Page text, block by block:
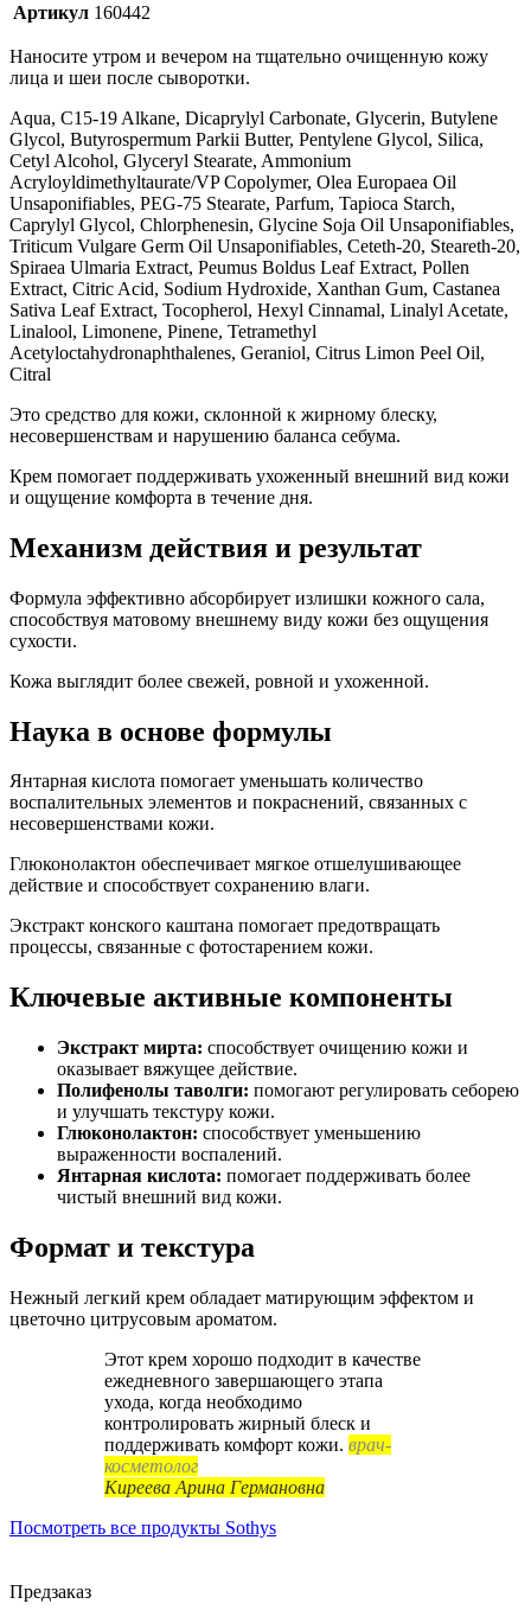
Артикул 160442
Наносите утром и вечером на тщательно очищенную кожу
лица и шеи после сыворотки.
Aqua, C15-19 Alkane, Dicaprylyl Carbonate, Glycerin, Butylene
Glycol, Butyrospermum Parkii Butter, Pentylene Glycol, Silica,
Cetyl Alcohol, Glyceryl Stearate, Ammonium
Acryloyldimethyltaurate/VP Copolymer, Olea Europaea Oil
Unsaponifiables, PEG-75 Stearate, Parfum, Tapioca Starch,
Caprylyl Glycol, Chlorphenesin, Glycine Soja Oil Unsaponifiables,
Triticum Vulgare Germ Oil Unsaponifiables, Ceteth-20, Steareth-20,
Spiraea Ulmaria Extract, Peumus Boldus Leaf Extract, Pollen
Extract, Citric Acid, Sodium Hydroxide, Xanthan Gum, Castanea
Sativa Leaf Extract, Tocopherol, Hexyl Cinnamal, Linalyl Acetate,
Linalool, Limonene, Pinene, Tetramethyl
Acetyloctahydronaphthalenes, Geraniol, Citrus Limon Peel Oil,
Citral
Это средство для кожи, склонной к жирному блеску,
несовершенствам и нарушению баланса себума.
Крем помогает поддерживать ухоженный внешний вид кожи
и ощущение комфорта в течение дня.
Механизм действия и результат
Формула эффективно абсорбирует излишки кожного сала,
способствуя матовому внешнему виду кожи без ощущения
сухости.
Кожа выглядит более свежей, ровной и ухоженной.
Наука в основе формулы
Янтарная кислота помогает уменьшать количество
воспалительных элементов и покраснений, связанных с
несовершенствами кожи.
Глюконолактон обеспечивает мягкое отшелушивающее
действие и способствует сохранению влаги.
Экстракт конского каштана помогает предотвращать
процессы, связанные с фотостарением кожи.
Ключевые активные компоненты
Экстракт мирта: способствует очищению кожи и
оказывает вяжущее действие.
Полифенолы таволги: помогают регулировать себорею
и улучшать текстуру кожи.
Глюконолактон: способствует уменьшению
выраженности воспалений.
Янтарная кислота: помогает поддерживать более
чистый внешний вид кожи.
Формат и текстура
Нежный легкий крем обладает матирующим эффектом и
цветочно цитрусовым ароматом.
Этот крем хорошо подходит в качестве
ежедневного завершающего этапа
ухода, когда необходимо
контролировать жирный блеск и
поддерживать комфорт кожи. врач-
косметолог
Киреева Арина Германовна
Посмотреть все продукты Sothys
Предзаказ